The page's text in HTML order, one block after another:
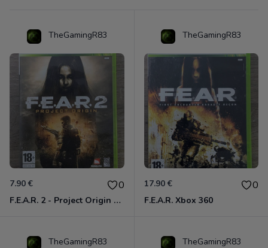
TheGamingR83
7.90 € 0
F.E.A.R. 2 - Project Origin Xbox 360
TheGamingR83
17.90 € 0
F.E.A.R. Xbox 360
TheGamingR83 TheGamingR83